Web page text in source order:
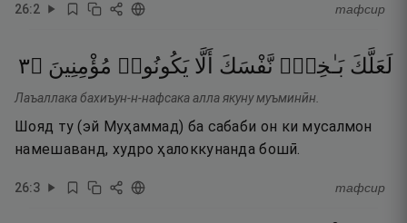
26:2 тафсир
لَعَلَّكَ بَـٰخِعٌۭ نَّفْسَكَ أَلَّا يَكُونُوا۟ مُؤْمِنِينَ ۝٣
Лаъаллака бахиъун-н-нафсака алла якуну муъминӣн.
Шояд ту (эй Муҳаммад) ба сабаби он ки мусалмон
намешаванд, худро ҳалоккунанда бошӣ.
26:3 тафсир